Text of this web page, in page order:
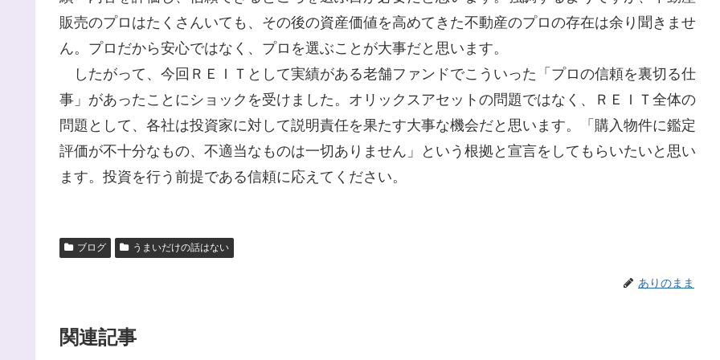
販売のプロはたくさんいても、その後の資産価値を高めてきた不動産のプロの存在は余り聞きませ
ん。プロだから安心ではなく、プロを選ぶことが大事だと思います。
したがって、今回ＲＥＩＴとして実績がある老舗ファンドでこういった「プロの信頼を裏切る仕
事」があったことにショックを受けました。オリックスアセットの問題ではなく、ＲＥＩＴ全体の
問題として、各社は投資家に対して説明責任を果たす大事な機会だと思います。「購入物件に鑑定
評価が不十分なもの、不適当なものは一切ありません」という根拠と宣言をしてもらいたいと思い
ます。投資を行う前提である信頼に応えてください。
ブログ うまいだけの話はない
ありのまま
関連記事